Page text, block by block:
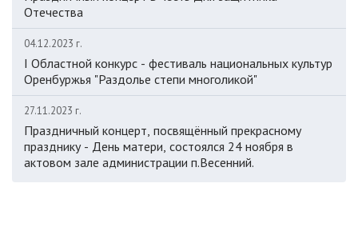
Отечества
04.12.2023 г.
I Областной конкурс - фестиваль национальных культур
Оренбуржья "Раздолье степи многоликой"
27.11.2023 г.
Праздничный концерт, посвящённый прекрасному
празднику - День матери, состоялся 24 ноября в
актовом зале администрации п.Весенний.